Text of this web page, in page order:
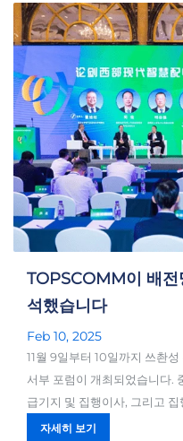
TOPSCOMM이 배전
석했습니다
Feb 10, 2025
11월 9일부터 10일까지 쓰촨
서부 포럼이 개최되었습니다.
급기지 및 집행이사, 그리고
자세히 보기